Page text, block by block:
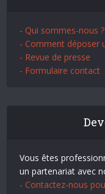
- Qui sommes-nous ?
- Comment déposer
- Revue de presse
- Formulaire contact
Vous êtes
un partenariat avec
- Contactez-nous